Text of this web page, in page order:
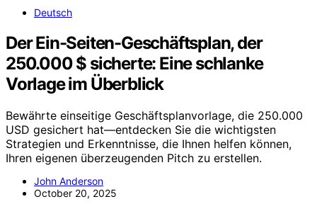
Deutsch
Der Ein-Seiten-Geschäftsplan, der
250.000 $ sicherte: Eine schlanke
Vorlage im Überblick
Bewährte einseitige Geschäftsplanvorlage, die 250.000
USD gesichert hat—entdecken Sie die wichtigsten
Strategien und Erkenntnisse, die Ihnen helfen können,
Ihren eigenen überzeugenden Pitch zu erstellen.
John Anderson
October 20, 2025